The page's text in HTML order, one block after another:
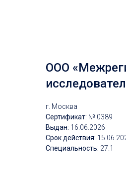
ООО
г. Москва
Сертификат: № 0389
Выдан: 16.06.2026
Срок действия:
Специальность: 27.1